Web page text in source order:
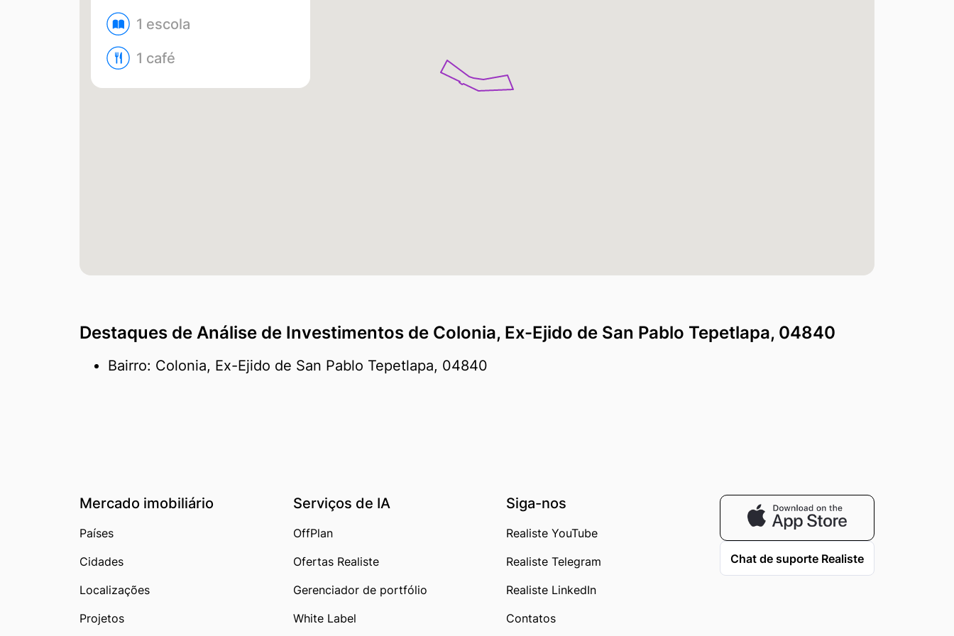
1 escola
1 café
Destaques de Análise de Investimentos de Colonia, Ex-Ejido de San Pablo Tepetlapa, 04840
Bairro: Colonia, Ex-Ejido de San Pablo Tepetlapa, 04840
Mercado imobiliário
Países
Cidades
Localizações
Projetos
Serviços de IA
OffPlan
Ofertas Realiste
Gerenciador de portfólio
White Label
Siga-nos
Realiste YouTube
Realiste Telegram
Realiste LinkedIn
Contatos
Chat de suporte Realiste